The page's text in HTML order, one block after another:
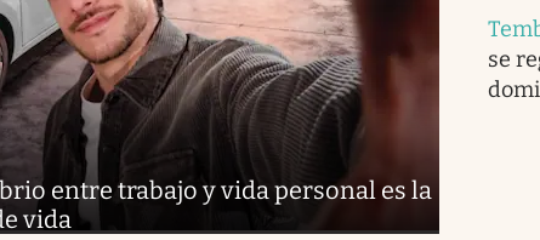
entre trabajo y vida personal es la
vida
se